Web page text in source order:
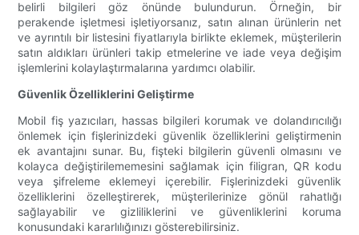
belirli bilgileri göz önünde bulundurun. Örneğin, bir
perakende işletmesi işletiyorsanız, satın alınan ürünlerin net
ve ayrıntılı bir listesini fiyatlarıyla birlikte eklemek, müşterilerin
satın aldıkları ürünleri takip etmelerine ve iade veya değişim
işlemlerini kolaylaştırmalarına yardımcı olabilir.
Güvenlik Özelliklerini Geliştirme
Mobil fiş yazıcıları, hassas bilgileri korumak ve dolandırıcılığı
önlemek için fişlerinizdeki güvenlik özelliklerini geliştirmenin
ek avantajını sunar. Bu, fişteki bilgilerin güvenli olmasını ve
kolayca değiştirilememesini sağlamak için filigran, QR kodu
veya şifreleme eklemeyi içerebilir. Fişlerinizdeki güvenlik
özelliklerini özelleştirerek, müşterilerinize gönül rahatlığı
sağlayabilir ve gizliliklerini ve güvenliklerini koruma
konusundaki kararlılığınızı gösterebilirsiniz.